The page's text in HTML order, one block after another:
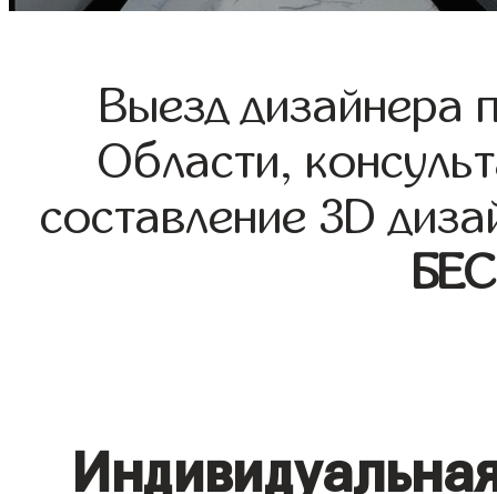
Выезд дизайнера
Области,
составление 3D